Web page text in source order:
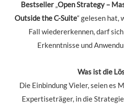
Bestseller„Open Strategy –
Outside the C-Suite“ gelesen hat,
Fall wiedererkennen, darf
Erkenntnisse und
Was ist die
Die Einbindung Vieler, seien es
Expertiseträger, in die